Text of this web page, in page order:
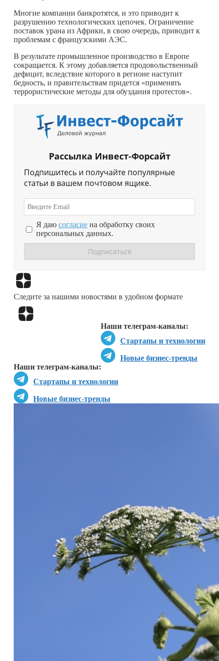
Многие компании банкротятся, и это приводит к
разрушению технологических цепочек. Ограничение
поставок урана из Африки, в свою очередь, приводит к
проблемам с французскими АЭС.
В результате промышленное производство в Европе
сокращается. К этому добавляется продовольственный
дефицит, вследствие которого в регионе наступит
бедность, и правительствам придется «применять
террористические методы для обуздания протестов».
Рассылка Инвест-Форсайт
Подпишитесь и получайте популярные
статьи в вашем почтовом ящике.
Я даю согласие на обработку своих
персональных данных.
Следите за нашими новостями в удобном формате
Наши телеграм-каналы:
Стартапы и технологии
Новые бизнес-тренды
Наши телеграм-каналы:
Стартапы и технологии
Новые бизнес-тренды